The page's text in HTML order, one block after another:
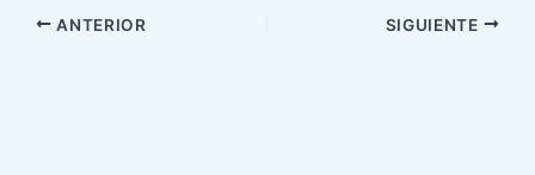
ANTERIOR SIGUIENTE